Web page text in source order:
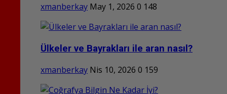
xmanberkay May 1, 2026 0 148
Ülkeler ve Bayrakları ile aran nasıl?
xmanberkay Nis 10, 2026 0 159